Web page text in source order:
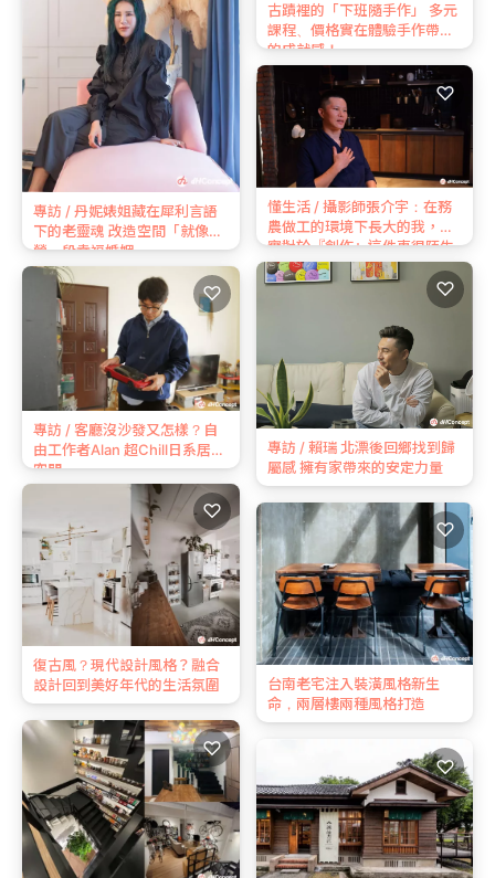
古蹟裡的「下班隨手作」 多元
課程、價格實在體驗手作帶來
的成就感！
專訪 / 丹妮婊姐藏在犀利言語
下的老靈魂 改造空間「就像經
營一段幸福婚姻」
懂生活 / 攝影師張介宇：在務
農做⼯的環境下長⼤的我，其
實對於『創作』這件事很陌⽣
♡
專訪 / 客廳沒沙發又怎樣？自
由工作者Alan 超Chill日系居家
空間
♡
專訪 / 賴瑞 北漂後回鄉找到歸
屬感 擁有家帶來的安定力量
♡
復古風？現代設計風格？融合
設計回到美好年代的生活氛圍
♡
台南老宅注入裝潢風格新生
命，兩層樓兩種風格打造
♡
♡
♡